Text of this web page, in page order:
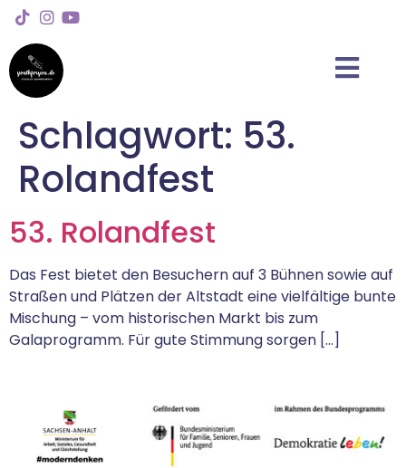
Schlagwort: 53.
Rolandfest
53. Rolandfest
Das Fest bietet den Besuchern auf 3 Bühnen sowie auf
Straßen und Plätzen der Altstadt eine vielfältige bunte
Mischung – vom historischen Markt bis zum
Galaprogramm. Für gute Stimmung sorgen […]